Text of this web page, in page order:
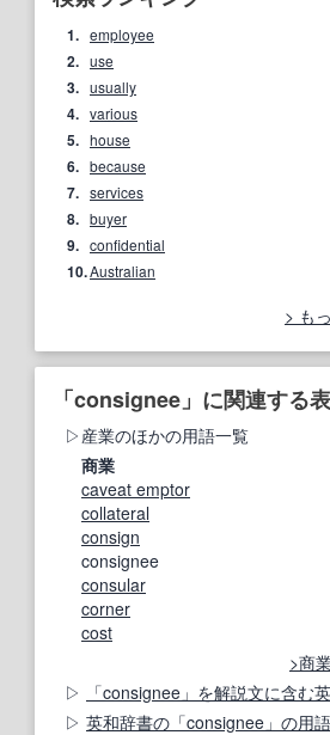
1. employee
2. use
3. usually
4. various
5. house
6. because
7. services
8. buyer
9. confidential
10.Australian
も
「consignee」に関連する
産業のほかの用語一覧
商業
caveat emptor
collateral
consign
consignee
consular
corner
cost
商
「consignee」を解説文に含む
英和辞書の「consignee」の用